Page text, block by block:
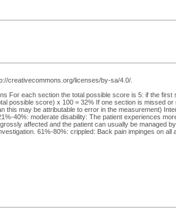
creativecommons.org/licenses/by-sa/4.0/.
For each section the total possible score is 5: if the first
possible score) x 100 = 32% If one section is missed or
may be attributable to error in the measurement)
40%: moderate disability: The patient experiences
affected and the patient can usually be managed
61%-80%: crippled: Back pain impinges on all